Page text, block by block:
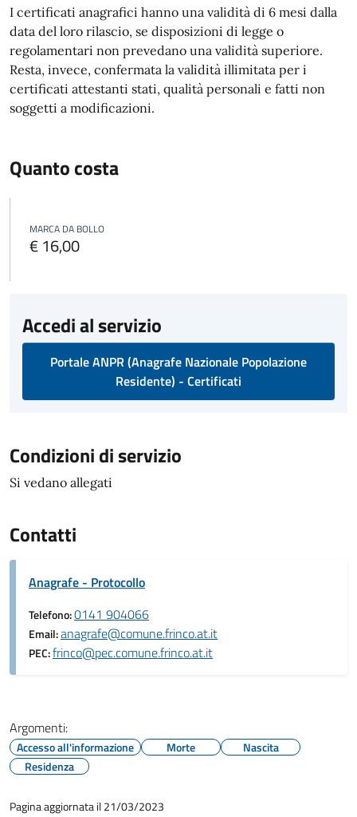
I certificati anagrafici hanno una validità di 6 mesi dalla
data del loro rilascio, se disposizioni di legge o
regolamentari non prevedano una validità superiore.
Resta, invece, confermata la validità illimitata per i
certificati attestanti stati, qualità personali e fatti non
soggetti a modificazioni.
Quanto costa
MARCA DA BOLLO
€ 16,00
Accedi al servizio
Portale ANPR (Anagrafe Nazionale Popolazione
Residente) - Certificati
Condizioni di servizio
Si vedano allegati
Contatti
Anagrafe - Protocollo
Telefono:0141 904066
Email:anagrafe@comune.frinco.at.it
PEC:frinco@pec.comune.frinco.at.it
Argomenti:
Accesso all'informazione Morte
Nascita
Residenza
Pagina aggiornata il 21/03/2023